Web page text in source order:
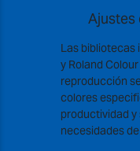
Las bibliotecas
y Roland
reproducción
colores
productividad
necesidades